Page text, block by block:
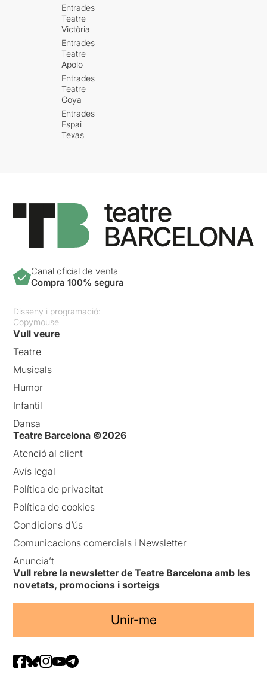
Entrades
Teatre
Victòria
Entrades
Teatre
Apolo
Entrades
Teatre
Goya
Entrades
Espai
Texas
Canal oficial de venta
Compra 100% segura
Disseny i programació:
Copymouse
Vull veure
Teatre
Musicals
Humor
Infantil
Dansa
Teatre Barcelona ©2026
Atenció al client
Avís legal
Política de privacitat
Política de cookies
Condicions d’ús
Comunicacions comercials i Newsletter
Anuncia’t
Vull rebre la newsletter de Teatre Barcelona amb les
novetats, promocions i sorteigs
Unir-me